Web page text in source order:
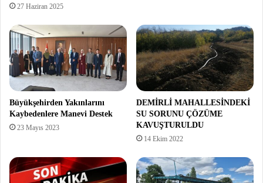
27 Haziran 2025
Büyükşehirden Yakınlarını
Kaybedenlere Manevi Destek
23 Mayıs 2023
DEMİRLİ MAHALLESİNDEKİ
SU SORUNU ÇÖZÜME
KAVUŞTURULDU
14 Ekim 2022